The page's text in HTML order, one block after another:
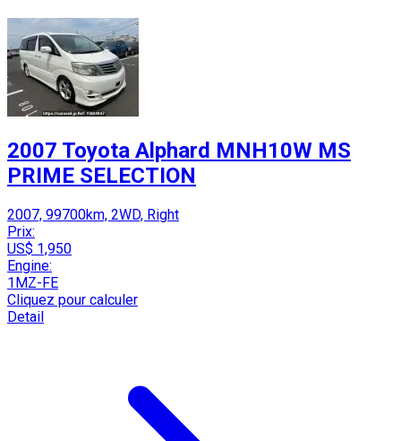
2007 Toyota Alphard MNH10W MS
PRIME SELECTION
2007, 99700km, 2WD, Right
Prix:
US$ 1,950
Engine:
1MZ-FE
Cliquez pour calculer
Detail